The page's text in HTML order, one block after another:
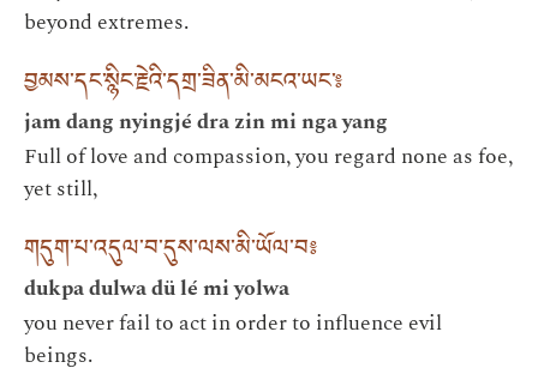
beyond extremes.
བྱམས་དང་སྙིང་རྗེའི་དགྲ་ཟིན་མི་མངའ་ཡང་༔
jam dang nyingjé dra zin mi nga yang
Full of love and compassion, you regard none as foe,
yet still,
གདུག་པ་འདུལ་བ་དུས་ལས་མི་ཡོལ་བ༔
dukpa dulwa dü lé mi yolwa
you never fail to act in order to influence evil
beings.